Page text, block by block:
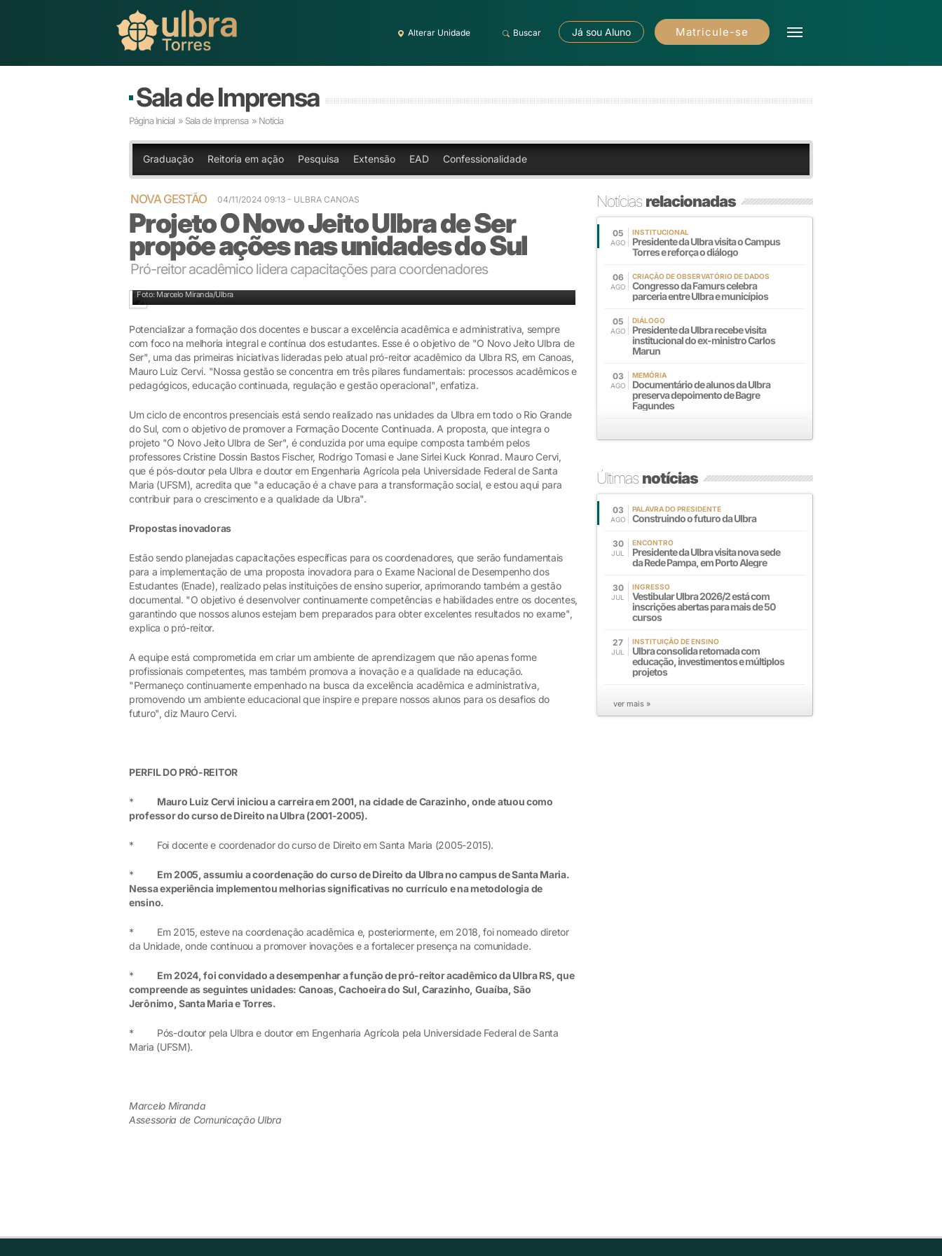
Alterar Unidade Buscar Já sou Aluno Matricule-se
Sala de Imprensa
Página Inicial » Sala de Imprensa » Notícia
Graduação Reitoria em ação Pesquisa Extensão EAD Confessionalidade
NOVA GESTÃO 04/11/2024 09:13 - ULBRA CANOAS
Projeto O Novo Jeito Ulbra de Ser
propõe ações nas unidades do Sul
Pró-reitor acadêmico lidera capacitações para coordenadores
Foto: Marcelo Miranda/Ulbra
Potencializar a formação dos docentes e buscar a excelência acadêmica e administrativa, sempre
com foco na melhoria integral e contínua dos estudantes. Esse é o objetivo de "O Novo Jeito Ulbra de
Ser", uma das primeiras iniciativas lideradas pelo atual pró-reitor acadêmico da Ulbra RS, em Canoas,
Mauro Luiz Cervi. "Nossa gestão se concentra em três pilares fundamentais: processos acadêmicos e
pedagógicos, educação continuada, regulação e gestão operacional", enfatiza.
Um ciclo de encontros presenciais está sendo realizado nas unidades da Ulbra em todo o Rio Grande
do Sul, com o objetivo de promover a Formação Docente Continuada. A proposta, que integra o
projeto "O Novo Jeito Ulbra de Ser", é conduzida por uma equipe composta também pelos
professores Cristine Dossin Bastos Fischer, Rodrigo Tomasi e Jane Sirlei Kuck Konrad. Mauro Cervi,
que é pós-doutor pela Ulbra e doutor em Engenharia Agrícola pela Universidade Federal de Santa
Maria (UFSM), acredita que "a educação é a chave para a transformação social, e estou aqui para
contribuir para o crescimento e a qualidade da Ulbra".
Propostas inovadoras
Estão sendo planejadas capacitações específicas para os coordenadores, que serão fundamentais
para a implementação de uma proposta inovadora para o Exame Nacional de Desempenho dos
Estudantes (Enade), realizado pelas instituições de ensino superior, aprimorando também a gestão
documental. "O objetivo é desenvolver continuamente competências e habilidades entre os docentes,
garantindo que nossos alunos estejam bem preparados para obter excelentes resultados no exame",
explica o pró-reitor.
A equipe está comprometida em criar um ambiente de aprendizagem que não apenas forme
profissionais competentes, mas também promova a inovação e a qualidade na educação.
"Permaneço continuamente empenhado na busca da excelência acadêmica e administrativa,
promovendo um ambiente educacional que inspire e prepare nossos alunos para os desafios do
futuro", diz Mauro Cervi.
PERFIL DO PRÓ-REITOR
* Mauro Luiz Cervi iniciou a carreira em 2001, na cidade de Carazinho, onde atuou como
professor do curso de Direito na Ulbra (2001-2005).
* Foi docente e coordenador do curso de Direito em Santa Maria (2005-2015).
* Em 2005, assumiu a coordenação do curso de Direito da Ulbra no campus de Santa Maria.
Nessa experiência implementou melhorias significativas no currículo e na metodologia de
ensino.
* Em 2015, esteve na coordenação acadêmica e, posteriormente, em 2018, foi nomeado diretor
da Unidade, onde continuou a promover inovações e a fortalecer presença na comunidade.
* Em 2024, foi convidado a desempenhar a função de pró-reitor acadêmico da Ulbra RS, que
compreende as seguintes unidades: Canoas, Cachoeira do Sul, Carazinho, Guaíba, São
Jerônimo, Santa Maria e Torres.
* Pós-doutor pela Ulbra e doutor em Engenharia Agrícola pela Universidade Federal de Santa
Maria (UFSM).
Marcelo Miranda
Assessoria de Comunicação Ulbra
Notíciasrelacionadas
05
AGO
INSTITUCIONAL
Presidente da Ulbra visita o Campus
Torres e reforça o diálogo
06
AGO
CRIAÇÃO DE OBSERVATÓRIO DE DADOS
Congresso da Famurs celebra
parceria entre Ulbra e municípios
05
AGO
DIÁLOGO
Presidente da Ulbra recebe visita
institucional do ex-ministro Carlos
Marun
03
AGO
MEMÓRIA
Documentário de alunos da Ulbra
preserva depoimento de Bagre
Fagundes
Últimasnotícias
03
AGO
PALAVRA DO PRESIDENTE
Construindo o futuro da Ulbra
30
JUL
ENCONTRO
Presidente da Ulbra visita nova sede
da Rede Pampa, em Porto Alegre
30
JUL
INGRESSO
Vestibular Ulbra 2026/2 está com
inscrições abertas para mais de 50
cursos
27
JUL
INSTITUIÇÃO DE ENSINO
Ulbra consolida retomada com
educação, investimentos e múltiplos
projetos
ver mais »